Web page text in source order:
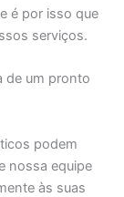
é por isso que
serviços.
de um pronto
podem
nossa equipe
às suas